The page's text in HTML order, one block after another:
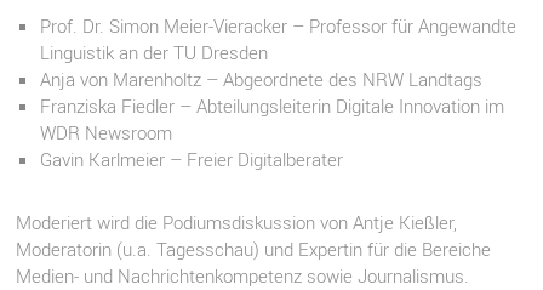
Prof. Dr. Simon Meier-Vieracker – Professor für Angewandte
Linguistik an der TU Dresden
Anja von Marenholtz – Abgeordnete des NRW Landtags
Franziska Fiedler – Abteilungsleiterin Digitale Innovation im
WDR Newsroom
Gavin Karlmeier – Freier Digitalberater
Moderiert wird die Podiumsdiskussion von Antje Kießler,
Moderatorin (u.a. Tagesschau) und Expertin für die Bereiche
Medien- und Nachrichtenkompetenz sowie Journalismus.